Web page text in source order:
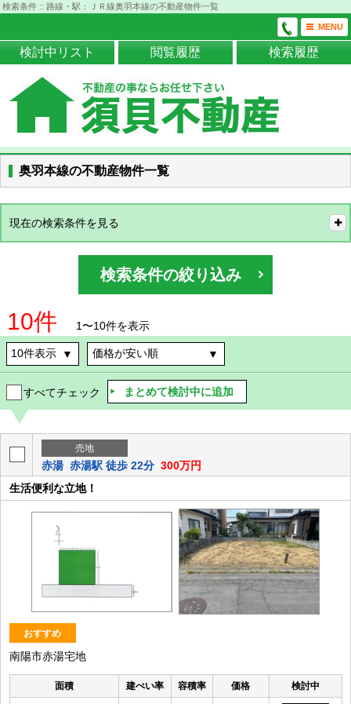
検索条件 :: 路線・駅：ＪＲ線奥羽本線の不動産物件一覧
MENU
検討中リスト 閲覧履歴 検索履歴
奥羽本線の不動産物件一覧
現在の検索条件を見る
検索条件の絞り込み
10件 1〜10件を表示
すべてチェック まとめて検討中に追加
売地
赤湯 赤湯駅 徒歩 22分 300万円
生活便利な立地！
おすすめ
南陽市赤湯宅地
面積 建ぺい率 容積率 価格 検討中